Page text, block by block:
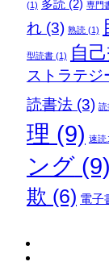
(1) 多読 (2) 専門
れ(3) 熟読(1)
型読書(1) 自
ストラテジ
読書法(3) 読
理 (9) 速読
ング(9)
欺 (6) 電子